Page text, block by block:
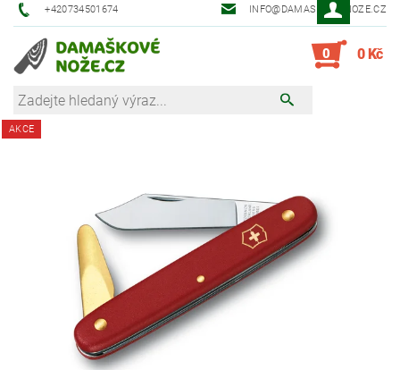
+420734501674 INFO@DAMASKOVE-NOZE.CZ
0 0 Kč
AKCE